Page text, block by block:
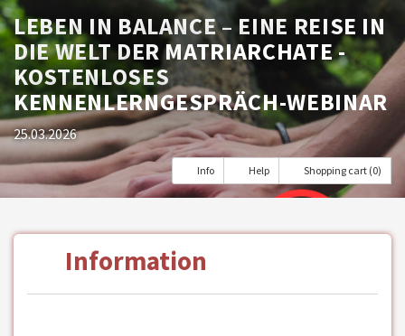
LEBEN IN BALANCE – EINE REISE IN
DIE WELT DER MATRIARCHATE -
KOSTENLOSES
KENNENLERNGESPRÄCH-WEBINAR
25.03.2026
Info Help Shopping cart (0)
Information